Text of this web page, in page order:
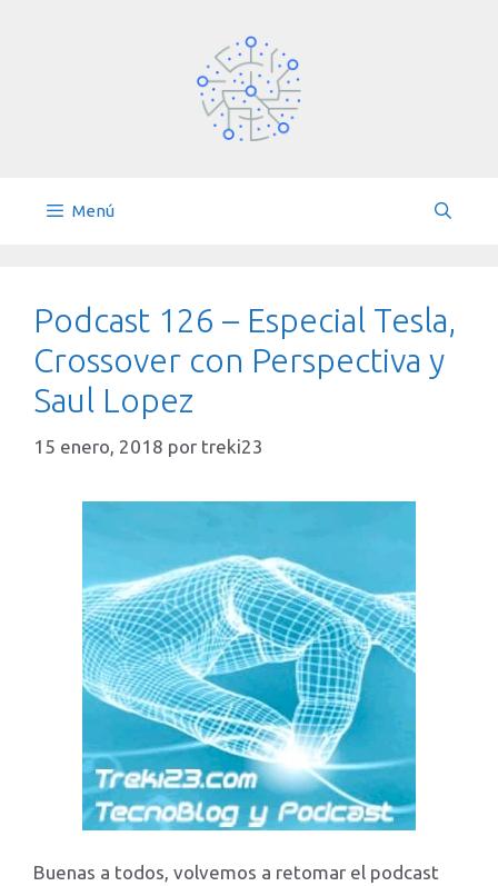
Menú
Podcast 126 – Especial Tesla,
Crossover con Perspectiva y
Saul Lopez
15 enero, 2018 por treki23
Buenas a todos, volvemos a retomar el podcast